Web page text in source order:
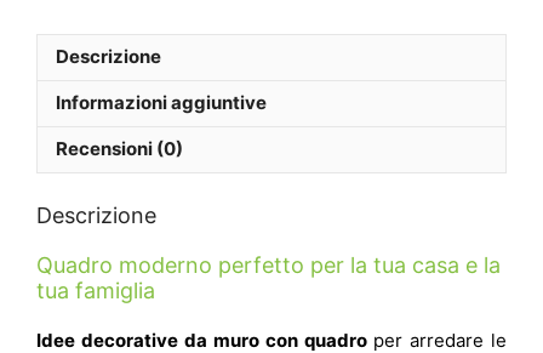
Descrizione
Informazioni aggiuntive
Recensioni (0)
Descrizione
Quadro moderno perfetto per la tua casa e la
tua famiglia
Idee decorative da muro con quadro per arredare le